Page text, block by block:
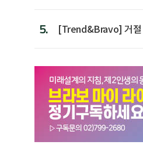
5.
[Trend&Bravo] 거절